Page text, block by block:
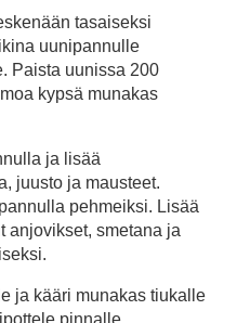
tasaiseksi
uunipannulle
Paista uunissa 200
kypsä munakas
ja lisää
juusto ja mausteet.
pehmeiksi. Lisää
anjovikset, smetana ja
ja kääri munakas tiukalle